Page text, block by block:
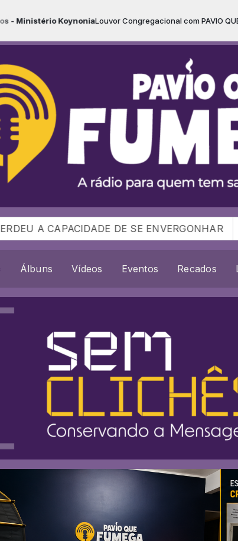
Louvor Congregacional com PAVIO QUE FUMEGA das
DE SE ENVERGONHAR A Pátria de
Álbuns Vídeos Eventos Recados